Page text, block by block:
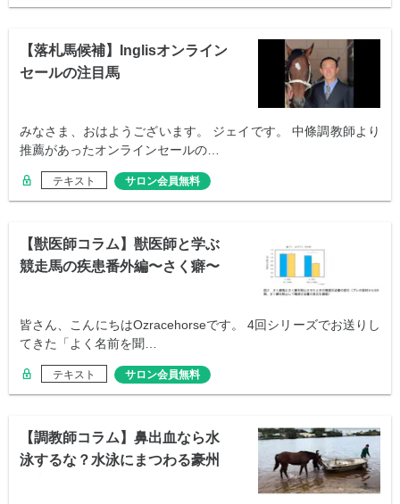
【落札馬候補】Inglisオンライン
セールの注目馬
みなさま、おはようございます。 ジェイです。 中條調教師より
推薦があったオンラインセールの…
テキスト サロン会員無料
【獣医師コラム】獣医師と学ぶ
競走馬の疾患番外編〜さく癖〜
皆さん、こんにちはOzracehorseです。 4回シリーズでお送りし
てきた「よく名前を聞…
テキスト サロン会員無料
【調教師コラム】鼻出血なら水
泳するな？水泳にまつわる豪州